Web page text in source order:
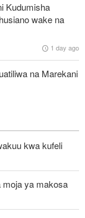
kufanya
na Iran huku
Kudumisha
wake na
1 day ago
na Marekani
kwa kufeli
moja ya makosa